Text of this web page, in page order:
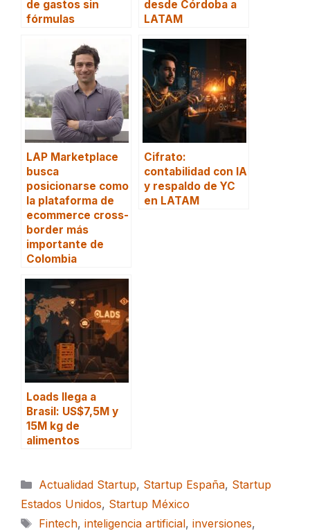
de gastos sin
fórmulas
desde Córdoba a
LATAM
LAP Marketplace
busca
posicionarse como
la plataforma de
ecommerce cross-
border más
importante de
Colombia
Cifrato:
contabilidad con IA
y respaldo de YC
en LATAM
Loads llega a
Brasil: US$7,5M y
15M kg de
alimentos
Categorías
Actualidad Startup, Startup España, Startup
Estados Unidos, Startup México
Etiquetas
Fintech, inteligencia artificial, inversiones,